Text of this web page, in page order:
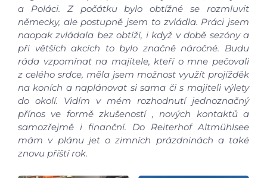
a Poláci. Z počátku bylo obtížné se rozmluvit
německy, ale postupně jsem to zvládla. Práci jsem
naopak zvládala bez obtíží, i když v době sezóny a
při větších akcích to bylo značně náročné. Budu
ráda vzpomínat na majitele, kteří o mne pečovali
z celého srdce, měla jsem možnost využít projížděk
na koních a naplánovat si sama či s majiteli výlety
do okolí. Vidím v mém rozhodnutí jednoznačný
přínos ve formě zkušeností , nových kontaktů a
samozřejmě i finanční. Do Reiterhof Altmühlsee
mám v plánu jet o zimních prázdninách a také
znovu příští rok.